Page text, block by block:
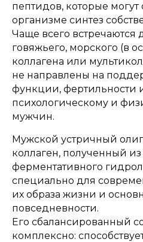
пептидов, которые могут
организме синтез
Чаще всего встречаются
говяжьего, морского (в
коллагена или
не направлены на
функции, фертильности
психологическому и
мужчин.
Мужской устричный
коллаген, полученный
ферментативного
специально для
их образа жизни и
повседневности.
Его сбалансированный
комплексно: